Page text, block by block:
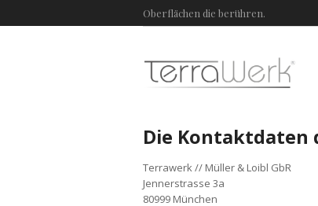
Oberflächen die berühren.
Die Kontaktdaten
Terrawerk // Müller & Loibl GbR
Jennerstrasse 3a
80999 München